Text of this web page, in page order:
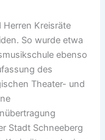
Herren Kreisräte
So wurde etwa
ebenso
des
Theater- und
Stadt Schneeberg